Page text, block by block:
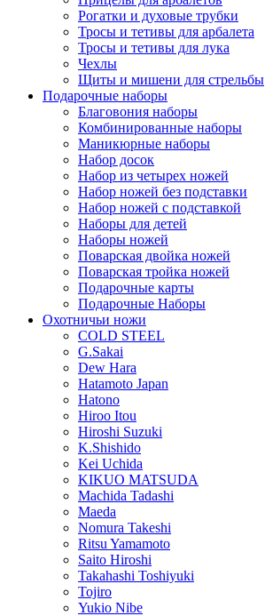
Рогатки и духовые трубки
Тросы и тетивы для арбалета
Тросы и тетивы для лука
Чехлы
Щиты и мишени для стрельбы
Подарочные наборы
Благовония наборы
Комбинированные наборы
Маникюрные наборы
Набор досок
Набор из четырех ножей
Набор ножей без подставки
Набор ножей с подставкой
Наборы для детей
Наборы ножей
Поварская двойка ножей
Поварская тройка ножей
Подарочные карты
Подарочные Наборы
Охотничьи ножи
COLD STEEL
G.Sakai
Dew Hara
Hatamoto Japan
Hatono
Hiroo Itou
Hiroshi Suzuki
K.Shishido
Kei Uchida
KIKUO MATSUDA
Machida Tadashi
Maeda
Nomura Takeshi
Ritsu Yamamoto
Saito Hiroshi
Takahashi Toshiyuki
Tojiro
Yukio Nibe